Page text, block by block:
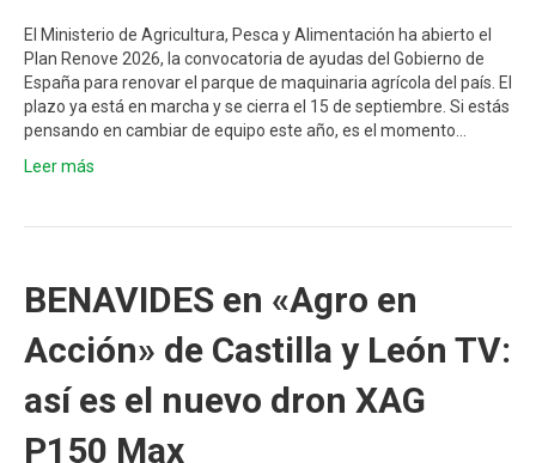
El Ministerio de Agricultura, Pesca y Alimentación ha abierto el
Plan Renove 2026, la convocatoria de ayudas del Gobierno de
España para renovar el parque de maquinaria agrícola del país. El
plazo ya está en marcha y se cierra el 15 de septiembre. Si estás
pensando en cambiar de equipo este año, es el momento…
Leer más
BENAVIDES en «Agro en
Acción» de Castilla y León TV:
así es el nuevo dron XAG
P150 Max